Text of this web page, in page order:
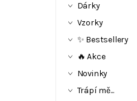
Dárky
Vzorky
✨ Bestsellery
🔥 Akce
Novinky
Trápí mě...